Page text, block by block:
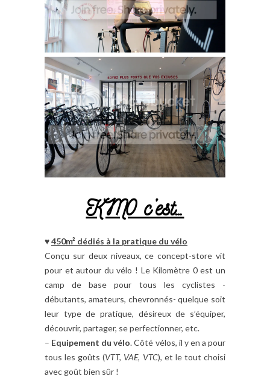
KM0 c’est…
♥450m² dédiés à la pratique du vélo
Conçu sur deux niveaux, ce concept-store vit
pour et autour du vélo ! Le Kilomètre 0 est un
camp de base pour tous les cyclistes -
débutants, amateurs, chevronnés- quelque soit
leur type de pratique, désireux de s’équiper,
découvrir, partager, se perfectionner, etc.
– Equipement du vélo. Côté vélos, il y en a pour
tous les goûts (VTT, VAE, VTC), et le tout choisi
avec goût bien sûr !